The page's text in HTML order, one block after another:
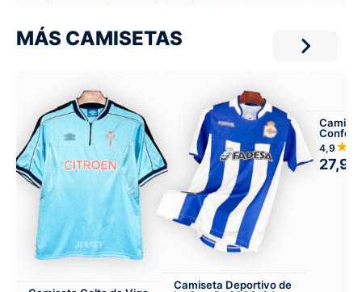
MÁS CAMISETAS
Camiseta Deportivo de
2025
4,9
27,99